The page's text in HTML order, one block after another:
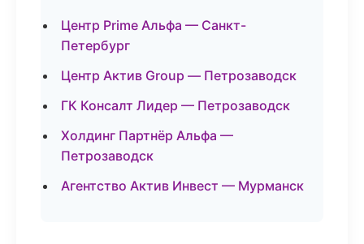
Центр Prime Альфа — Санкт-
Петербург
Центр Актив Group — Петрозаводск
ГК Консалт Лидер — Петрозаводск
Холдинг Партнёр Альфа —
Петрозаводск
Агентство Актив Инвест — Мурманск